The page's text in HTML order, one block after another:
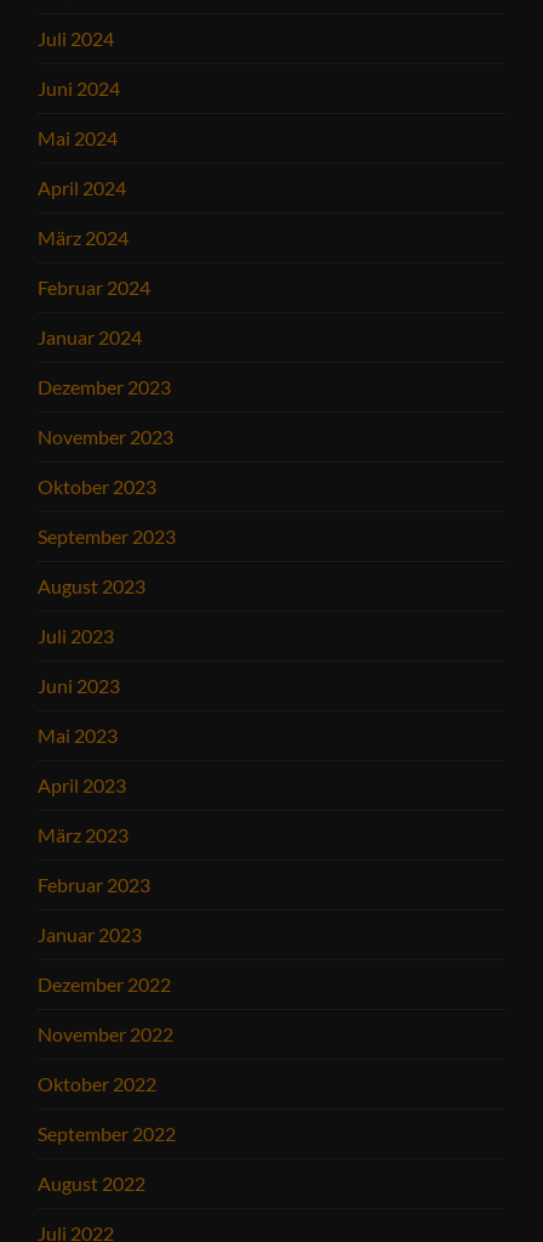
Juli 2024
Juni 2024
Mai 2024
April 2024
März 2024
Februar 2024
Januar 2024
Dezember 2023
November 2023
Oktober 2023
September 2023
August 2023
Juli 2023
Juni 2023
Mai 2023
April 2023
März 2023
Februar 2023
Januar 2023
Dezember 2022
November 2022
Oktober 2022
September 2022
August 2022
Juli 2022